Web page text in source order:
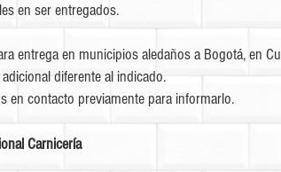
en ser entregados.
entrega en municipios aledaños a Bogotá, en
diferente al indicado.
en contacto previamente para informarlo.
Carnicería